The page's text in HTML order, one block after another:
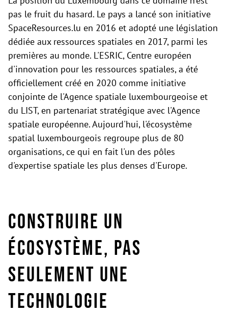
pas le fruit du hasard. Le pays a lancé son initiative
SpaceResources.lu en 2016 et adopté une législation
dédiée aux ressources spatiales en 2017, parmi les
premières au monde. L'ESRIC, Centre européen
d'innovation pour les ressources spatiales, a été
officiellement créé en 2020 comme initiative
conjointe de l'Agence spatiale luxembourgeoise et
du LIST, en partenariat stratégique avec l'Agence
spatiale européenne. Aujourd'hui, l'écosystème
spatial luxembourgeois regroupe plus de 80
organisations, ce qui en fait l'un des pôles
d'expertise spatiale les plus denses d'Europe.
Construire un
écosystème, pas
seulement une
technologie